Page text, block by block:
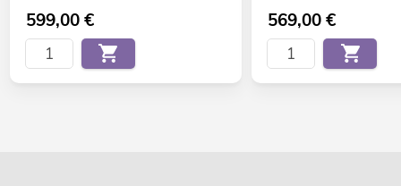
599,00€ 569,00€